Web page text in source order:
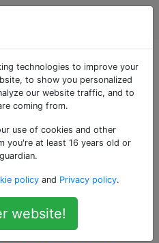
web-
ou de la fenêtre
Joomla 3 pour
technologies to improve your
to show you personalized
our website traffic, and to
coming from.
use of cookies and other
you're at least 16 years old or
policy and Privacy policy.
website!